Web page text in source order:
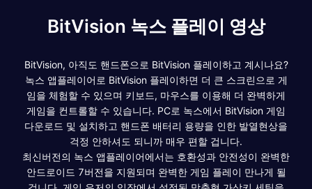
BitVision 녹스 플레이 영상
BitVision, 아직도 핸드폰으로 BitVision 플레이하고 계시나요?
녹스 앱플레이어로 BitVision 플레이하면 더 큰 스크린으로 게
임을 체험할 수 있으며 키보드, 마우스를 이용해 더 완벽하게
게임을 컨트롤할 수 있습니다. PC로 녹스에서 BitVision 게임
다운로드 및 설치하고 핸드폰 배터리 용량을 인한 발열현상을
걱정 안하셔도 되니까 매우 편할 겁니다.
최신버전의 녹스 앱플레이어에서는 호환성과 안전성이 완벽한
안드로이드 7버전을 지원되며 완벽한 게임 플레이 만나게 될